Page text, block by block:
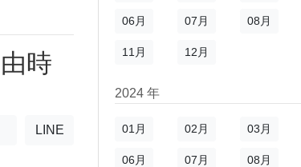
時
另開新視窗)
至噗浪(另開新視窗)
LINE
06月 07月 08月
11月 12月
2024 年
01月 02月 03月
06月 07月 08月